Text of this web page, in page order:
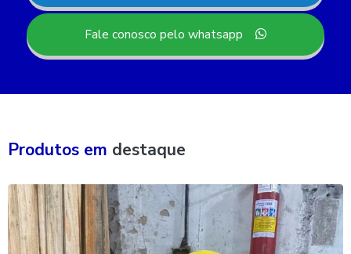
Fale conosco pelo whatsapp
Produtos em destaque